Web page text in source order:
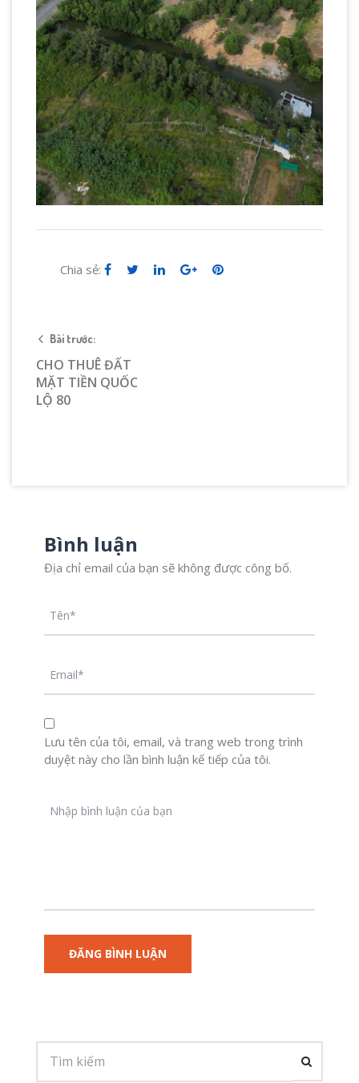
Chia sẻ:
Bài trước:
CHO THUÊ ĐẤT
MẶT TIỀN QUỐC
LỘ 80
Bình luận
Địa chỉ email của bạn sẽ không được công bố.
Lưu tên của tôi, email, và trang web trong trình
duyệt này cho lần bình luận kế tiếp của tôi.